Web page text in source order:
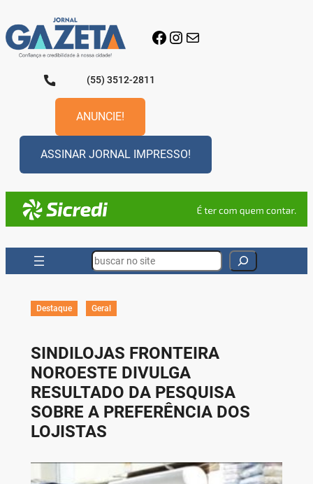
para
o
conteúdo
Facebook
Instagram
E-mail
(55) 3512-2811
ANUNCIE!
ASSINAR JORNAL IMPRESSO!
Search
Destaque Geral
SINDILOJAS FRONTEIRA
NOROESTE DIVULGA
RESULTADO DA PESQUISA
SOBRE A PREFERÊNCIA DOS
LOJISTAS